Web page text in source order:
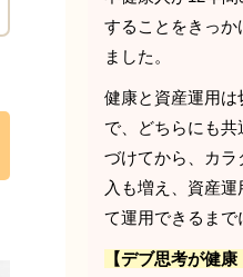
することをきっ
ました。
健康と資産運用
で、どちらにも
づけてから、カラ
入も増え、資産運
て運用できるまで
【デブ思考が健